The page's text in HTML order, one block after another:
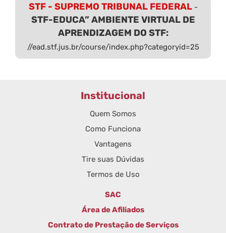
STF - SUPREMO TRIBUNAL FEDERAL-
STF-EDUCA” AMBIENTE VIRTUAL DE
APRENDIZAGEM DO STF:
//ead.stf.jus.br/course/index.php?categoryid=25
Institucional
Quem Somos
Como Funciona
Vantagens
Tire suas Dúvidas
Termos de Uso
SAC
Área de Afiliados
Contrato de Prestação de Serviços